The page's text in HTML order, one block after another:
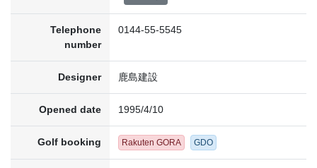
Telephone
number
0144-55-5545
Designer 鹿島建設
Opened date 1995/4/10
Golf booking Rakuten GORA GDO